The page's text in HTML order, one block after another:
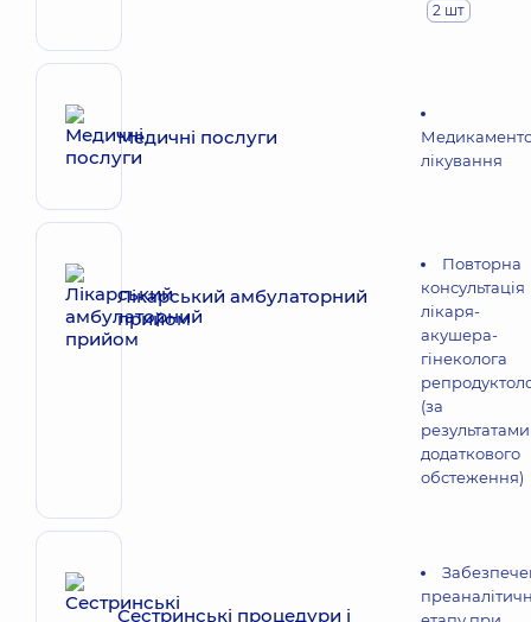
2 шт
Медичні послуги
лікування
Лікарський амбулаторний
прийом
Повторна
консультація
лікаря-
акушера-
гінеколога
(за
результатами
додаткового
обстеження)
Сестринські процедури і